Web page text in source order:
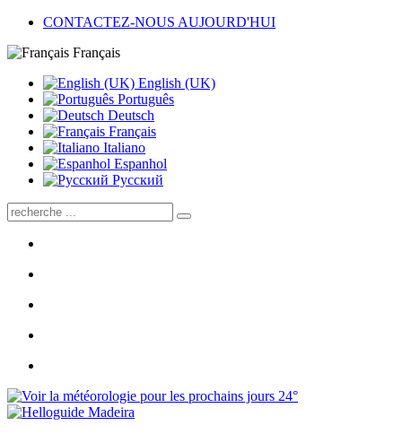
CONTACTEZ-NOUS AUJOURD'HUI
Français
English (UK)
Português
Deutsch
Français
Italiano
Espanhol
Pусский
24°